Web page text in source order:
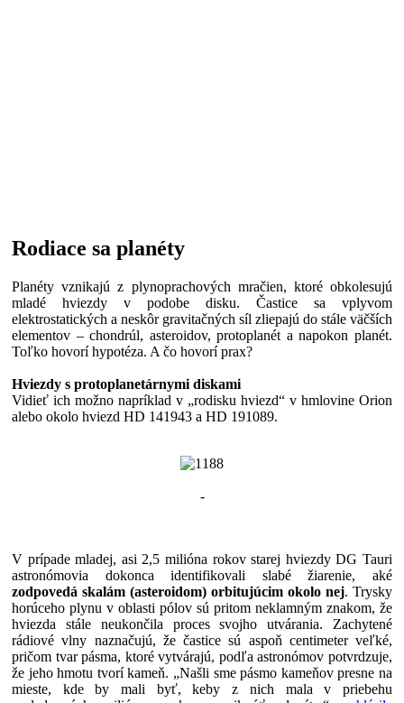
Rodiace sa planéty
Planéty vznikajú z plynoprachových mračien, ktoré obkolesujú
mladé hviezdy v podobe disku. Častice sa vplyvom
elektrostatických a neskôr gravitačných síl zliepajú do stále väčších
elementov – chondrúl, asteroidov, protoplanét a napokon planét.
Toľko hovorí hypotéza. A čo hovorí prax?
Hviezdy s protoplanetárnymi diskami
Vidieť ich možno napríklad v „rodisku hviezd“ v hmlovine Orion
alebo okolo hviezd HD 141943 a HD 191089.
-
V prípade mladej, asi 2,5 milióna rokov starej hviezdy DG Tauri
astronómovia dokonca identifikovali slabé žiarenie, aké
zodpovedá skalám (asteroidom) orbitujúcim okolo nej. Trysky
horúceho plynu v oblasti pólov sú pritom neklamným znakom, že
hviezda stále neukončila proces svojho utvárania. Zachytené
rádiové vlny naznačujú, že častice sú aspoň centimeter veľké,
pričom tvar pásma, ktoré vytvárajú, podľa astronómov potvrdzuje,
že jeho hmotu tvorí kameň. „Našli sme pásmo kameňov presne na
mieste, kde by mali byť, keby z nich mala v priebehu